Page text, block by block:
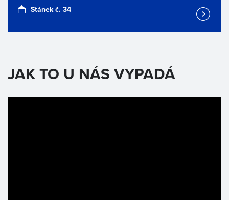
Stánek č. 34
JAK TO U NÁS VYPADÁ